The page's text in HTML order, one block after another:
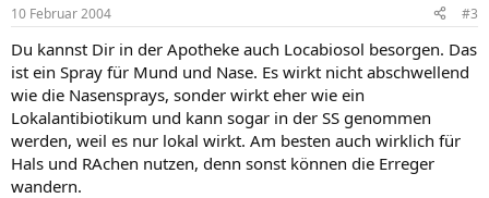
10 Februar 2004 #3
Du kannst Dir in der Apotheke auch Locabiosol besorgen. Das
ist ein Spray für Mund und Nase. Es wirkt nicht abschwellend
wie die Nasensprays, sonder wirkt eher wie ein
Lokalantibiotikum und kann sogar in der SS genommen
werden, weil es nur lokal wirkt. Am besten auch wirklich für
Hals und RAchen nutzen, denn sonst können die Erreger
wandern.